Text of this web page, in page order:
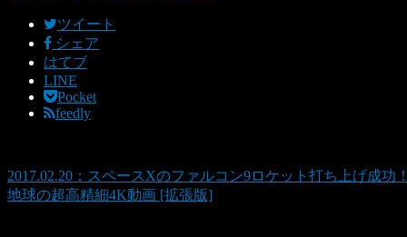
ツイート
シェア
はてブ
LINE
Pocket
feedly
2017.02.20：スペースXのファルコン9ロケット打ち上げ成功
地球の超高精細4K動画 [拡張版]